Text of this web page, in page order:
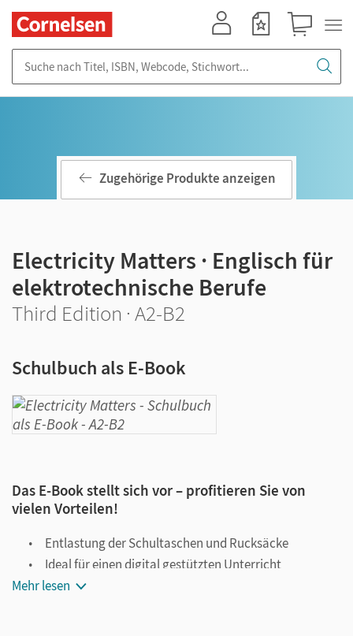
Zugehörige Produkte anzeigen
Electricity Matters · Englisch für
elektrotechnische Berufe
Third Edition · A2-B2
Schulbuch als E-Book
Das E-Book stellt sich vor – profitieren Sie von
vielen Vorteilen!
Entlastung der Schultaschen und Rucksäcke
Ideal für einen digital gestützten Unterricht
Notiz- und Markierungsmöglichkeit
Mehr lesen